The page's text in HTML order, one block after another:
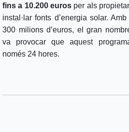
fins a 10.200 eurosper als
instal·lar fonts d’energia solar.
300 milions d’euros, el gran
va provocar que aquest
només 24 hores.